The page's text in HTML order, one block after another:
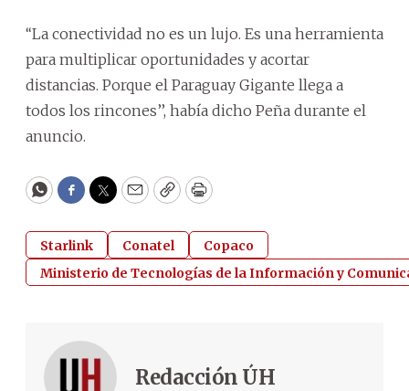
‘‘La conectividad no es un lujo. Es una herramienta
para multiplicar oportunidades y acortar
distancias. Porque el Paraguay Gigante llega a
todos los rincones’’, había dicho Peña durante el
anuncio.
WhatsApp
Facebook
Twitter
EmailCopyPrint
Starlink Conatel
Copaco
Ministerio de Tecnologías de la Información y
Redacción ÚH